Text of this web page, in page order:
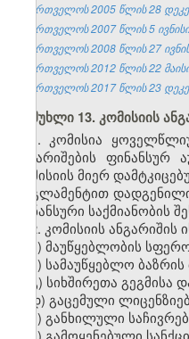
საქართველოს 2005 წლის 28
საქართველოს 2007 წლის 5
საქართველოს 2008 წლის 27
საქართველოს 2012 წლის 22
საქართველოს 2017 წლის 23
მუხლი 13. კომისიის
1. კომისია
ანგარიშების
კომისიის მიერ
რეგლამენტით
ფინანსური საქმიანობის
2. კომისიის
ა) მაუწყებლობის
ბ) სამაუწყებლო
გ) სიხშირეთა გეგმისა
დ) გაცემული
ე) განხილული
ვ) გამოყენებული